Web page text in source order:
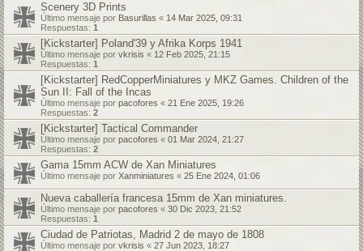
Scenery 3D Prints
Último mensaje por Basurillas « 14 Mar 2025, 09:31
Respuestas: 1
[Kickstarter] Poland'39 y Afrika Korps 1941
Último mensaje por vkrisis « 12 Feb 2025, 21:15
Respuestas: 1
[Kickstarter] RedCopperMiniatures y MKZ Games. Children of the
Sun II: Fall of the Incas
Último mensaje por pacofores « 21 Ene 2025, 19:26
Respuestas: 2
[Kickstarter] Tactical Commander
Último mensaje por pacofores « 01 Mar 2024, 21:27
Respuestas: 2
Gama 15mm ACW de Xan Miniatures
Último mensaje por Xanminiatures « 25 Ene 2024, 01:06
Nueva caballería francesa 15mm de Xan miniatures.
Último mensaje por pacofores « 30 Dic 2023, 21:52
Respuestas: 1
Ciudad de Patriotas, Madrid 2 de mayo de 1808
Último mensaje por vkrisis « 27 Jun 2023, 18:27